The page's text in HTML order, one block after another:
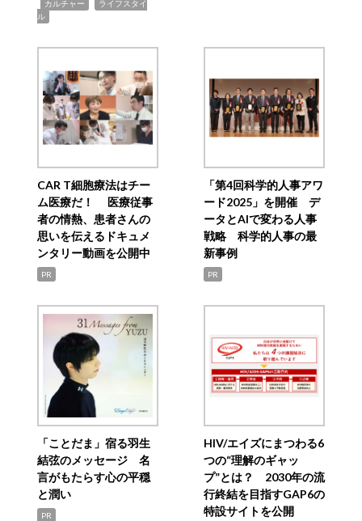
カルチャー
ライフスタイ
ル
CAR T細胞療法はチー
ム医療だ！ 医療従事
者の情熱、患者さんの
思いを伝えるドキュメ
ンタリー動画を公開中
PR
「第4回科学的人事アワ
ード2025」を開催 デ
ータとAIで変わる人事
戦略 科学的人事の最
新事例
PR
「ことだま」宿る羽生
結弦のメッセージ 名
言がもたらす心の平穏
と潤い
PR
HIV/エイズにまつわる6
つの“理解のギャッ
プ”とは？ 2030年の流
行終結を目指すGAP6の
特設サイトを公開